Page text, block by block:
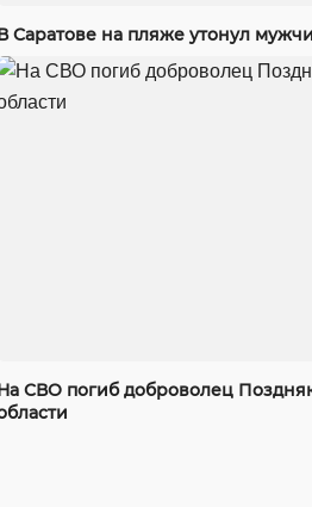
Саратове на пляже утонул
СВО погиб доброволец